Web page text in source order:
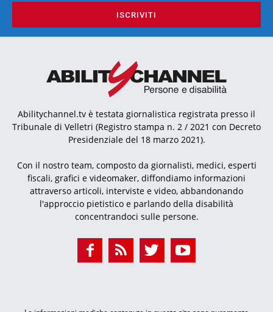
ISCRIVITI
Abilitychannel.tv è testata giornalistica registrata presso il
Tribunale di Velletri (Registro stampa n. 2 / 2021 con Decreto
Presidenziale del 18 marzo 2021).
Con il nostro team, composto da giornalisti, medici, esperti
fiscali, grafici e videomaker, diffondiamo informazioni
attraverso articoli, interviste e video, abbandonando
l'approccio pietistico e parlando della disabilità
concentrandoci sulle persone.